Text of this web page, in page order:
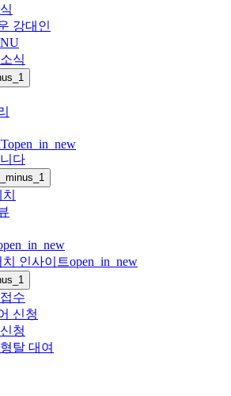
강대인
식
open_in_new
다
인사이트open_in_new
수
신청
청
탈 대여